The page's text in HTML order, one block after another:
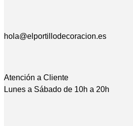
hola@elportillodecoracion.es
Atención a Cliente
Lunes a Sábado de 10h a 20h